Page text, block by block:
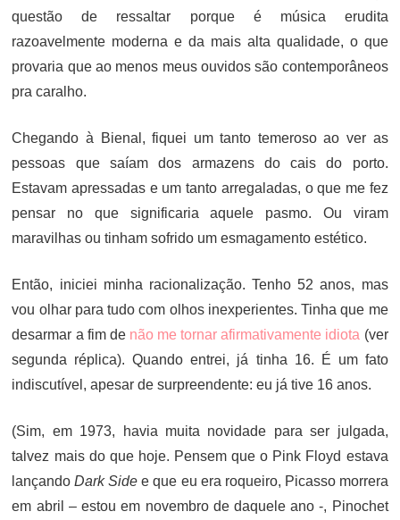
questão de ressaltar porque é música erudita
razoavelmente moderna e da mais alta qualidade, o que
provaria que ao menos meus ouvidos são contemporâneos
pra caralho.
Chegando à Bienal, fiquei um tanto temeroso ao ver as
pessoas que saíam dos armazens do cais do porto.
Estavam apressadas e um tanto arregaladas, o que me fez
pensar no que significaria aquele pasmo. Ou viram
maravilhas ou tinham sofrido um esmagamento estético.
Então, iniciei minha racionalização. Tenho 52 anos, mas
vou olhar para tudo com olhos inexperientes. Tinha que me
desarmar a fim de não me tornar afirmativamente idiota (ver
segunda réplica). Quando entrei, já tinha 16. É um fato
indiscutível, apesar de surpreendente: eu já tive 16 anos.
(Sim, em 1973, havia muita novidade para ser julgada,
talvez mais do que hoje. Pensem que o Pink Floyd estava
lançandoDark Side e que eu era roqueiro, Picasso morrera
em abril – estou em novembro de daquele ano -, Pinochet